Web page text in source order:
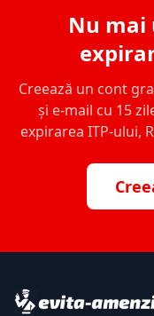
Nu mai
Creează un cont
și e-mail cu 15
expirarea ITP-ului,